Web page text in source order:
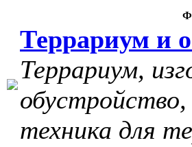
Террариум и
Террариум,
обустройство,
техника для